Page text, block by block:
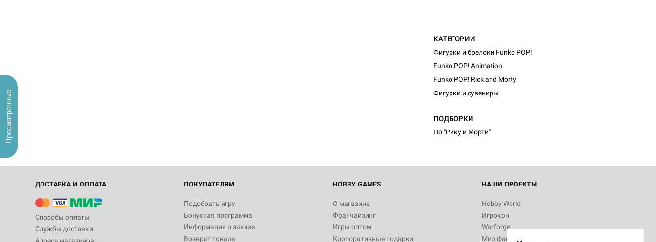
КАТЕГОРИИ
Фигурки и брелоки Funko POP!
Funko POP! Animation
Funko POP! Rick and Morty
Фигурки и сувениры
ПОДБОРКИ
По "Рику и Морти"
ДОСТАВКА И ОПЛАТА
Способы оплаты
Службы доставки
ПОКУПАТЕЛЯМ
Подобрать игру
Бонусная программа
Информация о заказе
Возврат товара
HOBBY GAMES
О магазине
Франчайзинг
Игры оптом
Корпоративные подарки
НАШИ ПРОЕКТЫ
Hobby World
Игрокон
Warforge
Мир фантастики
Просмотренные
Настольная игра Hobby World Монстры
Белая смерть
12 990
Настольная игра Hobby World Берсерк.